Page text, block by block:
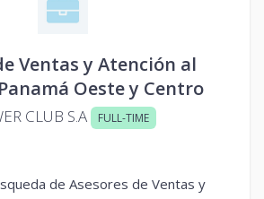
Ventas y Atención al
Oeste y Centro
CLUB S.A FULL-TIME
de Asesores de Ventas y